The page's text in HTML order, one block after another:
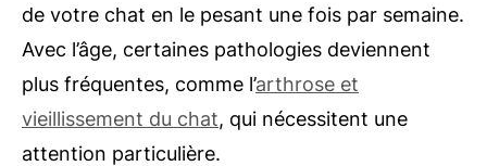
de votre chat en le pesant une fois par semaine.
Avec l’âge, certaines pathologies deviennent
plus fréquentes, comme l’arthrose et
vieillissement du chat, qui nécessitent une
attention particulière.